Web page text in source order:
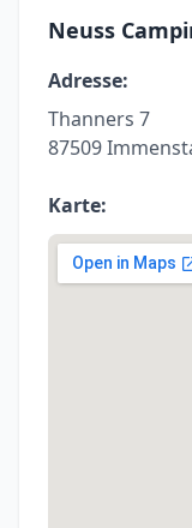
Neuss
Adresse:
Thanners 7
87509
Karte: